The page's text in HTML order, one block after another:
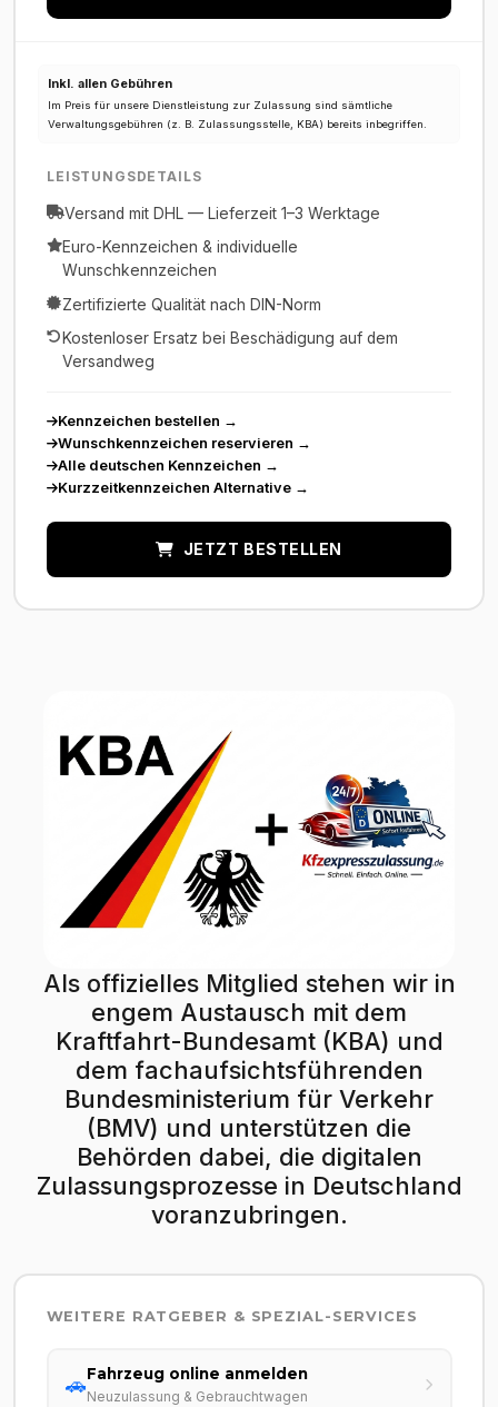
Inkl. allen Gebühren
Im Preis für unsere Dienstleistung zur Zulassung sind sämtliche
Verwaltungsgebühren (z. B. Zulassungsstelle, KBA) bereits inbegriffen.
LEISTUNGSDETAILS
Versand mit DHL — Lieferzeit 1–3 Werktage
Euro-Kennzeichen & individuelle
Wunschkennzeichen
Zertifizierte Qualität nach DIN-Norm
Kostenloser Ersatz bei Beschädigung auf dem
Versandweg
Kennzeichen bestellen →
Wunschkennzeichen reservieren →
Alle deutschen Kennzeichen →
Kurzzeitkennzeichen Alternative →
JETZT BESTELLEN
Als offizielles Mitglied stehen wir in
engem Austausch mit dem
Kraftfahrt-Bundesamt (KBA) und
dem fachaufsichtsführenden
Bundesministerium für Verkehr
(BMV) und unterstützen die
Behörden dabei, die digitalen
Zulassungsprozesse in Deutschland
voranzubringen.
WEITERE RATGEBER & SPEZIAL-SERVICES
🚗Fahrzeug online anmelden
Neuzulassung & Gebrauchtwagen